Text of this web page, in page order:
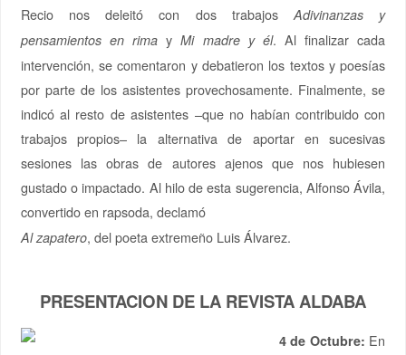
Recio nos deleitó con dos trabajosAdivinanzas y
pensamientos en rimay Mi madre y él. Al finalizar cada
intervención, se comentaron y debatieron los textos y poesías
por parte de los asistentes provechosamente. Finalmente, se
indicó al resto de asistentes –que no habían contribuido con
trabajos propios– la alternativa de aportar en sucesivas
sesiones las obras de autores ajenos que nos hubiesen
gustado o impactado. Al hilo de esta sugerencia, Alfonso Ávila,
convertido en rapsoda, declamó
Al zapatero, del poeta extremeño Luis Álvarez.
PRESENTACION DE LA REVISTA ALDABA
4 de Octubre: En